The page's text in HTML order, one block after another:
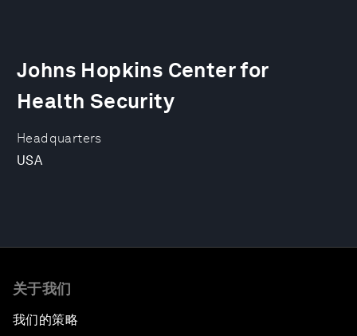
Headquarters
USA
Johns Hopkins Center for
Health Security
关于我们
我们的策略